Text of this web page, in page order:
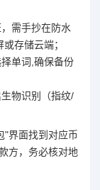
需手抄在防水
存储云端；
单词,确保备份
物识别（指纹/
"界面找到对应币
方，务必核对地